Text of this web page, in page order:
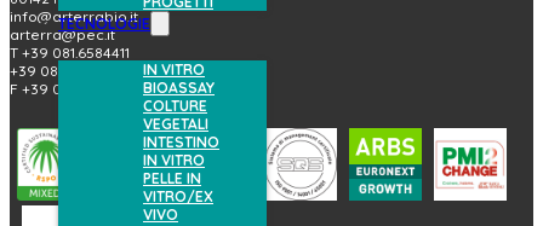
TECNOLOGIE
IN VITRO
BIOASSAY
COLTURE
VEGETALI
INTESTINO
IN VITRO
PELLE IN
VITRO/EX
VIVO
info@arterrabio.it
arterra@pec.it
T +39 081.6584411
+39 081.6584396
F +39 081.2144864